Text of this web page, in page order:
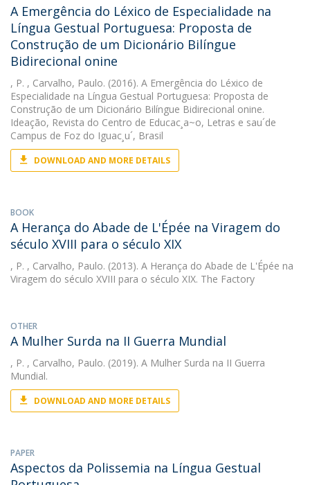
A Emergência do Léxico de Especialidade na
Língua Gestual Portuguesa: Proposta de
Construção de um Dicionário Bilíngue
Bidirecional onine
, P. , Carvalho, Paulo. (2016). A Emergência do Léxico de
Especialidade na Língua Gestual Portuguesa: Proposta de
Construção de um Dicionário Bilíngue Bidirecional onine.
Ideação, Revista do Centro de Educac¸a~o, Letras e sau´de
Campus de Foz do Iguac¸u´, Brasil
DOWNLOAD AND MORE DETAILS
BOOK
A Herança do Abade de L'Épée na Viragem do
século XVIII para o século XIX
, P. , Carvalho, Paulo. (2013). A Herança do Abade de L'Épée na
Viragem do século XVIII para o século XIX. The Factory
OTHER
A Mulher Surda na II Guerra Mundial
, P. , Carvalho, Paulo. (2019). A Mulher Surda na II Guerra
Mundial.
DOWNLOAD AND MORE DETAILS
PAPER
Aspectos da Polissemia na Língua Gestual